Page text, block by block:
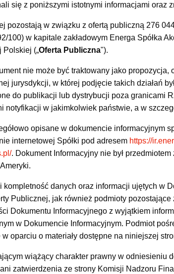
się z poniższymi istotnymi informacjami oraz
pozostają w związku z ofertą publiczną 276
100) w kapitale zakładowym Energa Spółka
Polskiej („Oferta Publiczna").
nie może być traktowany jako
jurysdykcji, w której podjęcie takich działań
do publikacji lub dystrybucji poza granicami
notyfikacji w jakimkolwiek państwie, a w
opisane w dokumencie informacyjnym
internetowej Spółki pod adresem https://
. Dokument Informacyjny nie był
danych oraz informacji ujętych w
Publicznej, jak również podmioty
Dokumentu Informacyjnego z wyjątkiem
w Dokumencie Informacyjnym. Podmiot
oparciu o materiały dostępne na niniejszej
wiążący charakter prawny w odniesieniu
zatwierdzenia ze strony Komisji Nadzoru